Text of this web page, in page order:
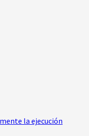
la ejecución